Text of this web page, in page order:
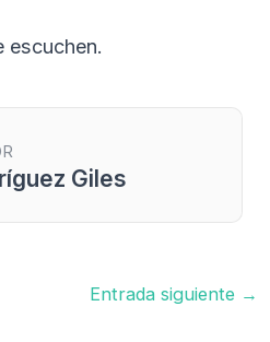
escuchen.
Giles
Entrada siguiente →